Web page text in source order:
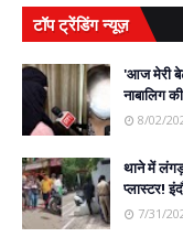
टॉप ट्रेंडिंग न्यूज़
'आज मेरी
नाबालिग
8/02/
थाने में
प्लास्टर!
7/31/